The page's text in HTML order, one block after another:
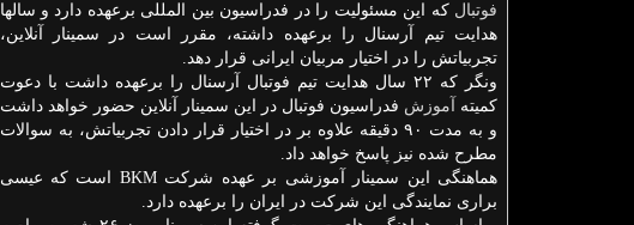
فوتبال که این مسئولیت را در فدراسیون بین المللی برعهده دارد و سالها
هدایت تیم آرسنال را برعهده داشته، مقرر است در سمینار آنلاین،
تجربیاتش را در اختیار مربیان ایرانی قرار دهد.
ونگر که ۲۲ سال هدایت تیم فوتبال آرسنال را برعهده داشت با دعوت
کمیته
آموزش فدراسیون فوتبال در این سمینار آنلاین حضور خواهد داشت
و به مدت ۹۰ دقیقه علاوه بر در اختیار قرار دادن تجربیاتش، به سوالات
مطرح شده نیز پاسخ خواهد داد.
هماهنگی این سمینار آموزشی بر عهده شرکت BKM است که عیسی
براری نمایندگی این شرکت در ایران را برعهده دارد.